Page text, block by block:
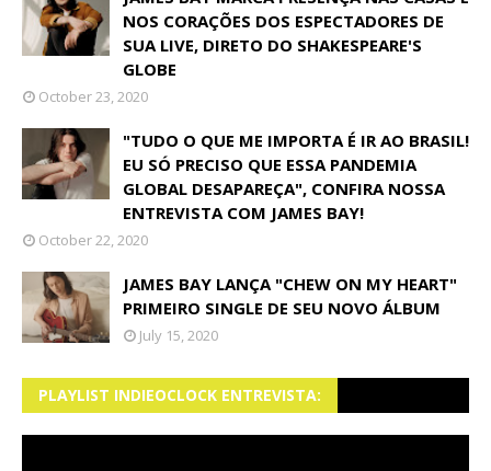
NOS CORAÇÕES DOS ESPECTADORES DE
SUA LIVE, DIRETO DO SHAKESPEARE'S
GLOBE
October 23, 2020
"TUDO O QUE ME IMPORTA É IR AO BRASIL!
EU SÓ PRECISO QUE ESSA PANDEMIA
GLOBAL DESAPAREÇA", CONFIRA NOSSA
ENTREVISTA COM JAMES BAY!
October 22, 2020
JAMES BAY LANÇA "CHEW ON MY HEART"
PRIMEIRO SINGLE DE SEU NOVO ÁLBUM
July 15, 2020
PLAYLIST INDIEOCLOCK ENTREVISTA: